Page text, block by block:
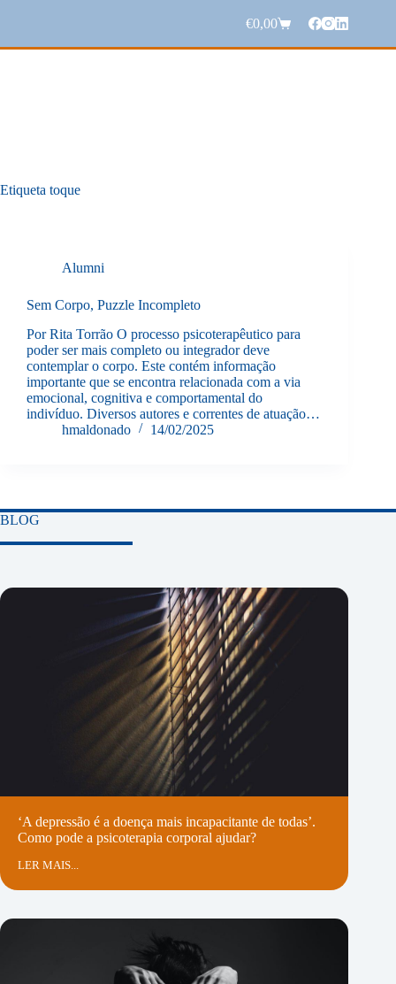
conteúdo
Carrinho
de
€0,00
Etiqueta toque
Alumni
Sem Corpo, Puzzle Incompleto
Por Rita Torrão O processo psicoterapêutico para
poder ser mais completo ou integrador deve
contemplar o corpo. Este contém informação
importante que se encontra relacionada com a via
emocional, cognitiva e comportamental do
indivíduo. Diversos autores e correntes de atuação…
hmaldonado
14/02/2025
BLOG
‘A depressão é a doença mais incapacitante de todas’.
Como pode a psicoterapia corporal ajudar?
LER MAIS...